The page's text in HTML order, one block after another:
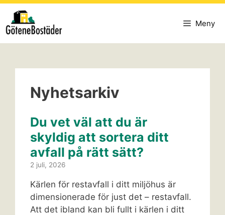
Hoppa
innehåll
Meny
Nyhetsarkiv
Du vet väl att du är
skyldig att sortera ditt
avfall på rätt sätt?
2 juli, 2026
Kärlen för restavfall i ditt miljöhus är
dimensionerade för just det – restavfall.
Att det ibland kan bli fullt i kärlen i ditt